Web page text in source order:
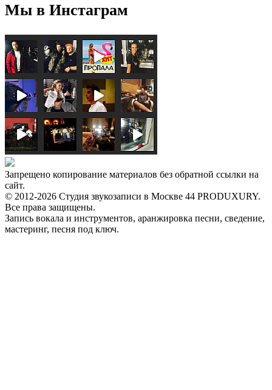
Мы в Инстаграм
Запрещено копирование материалов без обратной ссылки на
сайт.
© 2012-2026 Студия звукозаписи в Москве 44 PRODUXURY.
Все права защищены.
Запись вокала и инструментов, аранжировка песни, сведение,
мастеринг, песня под ключ.